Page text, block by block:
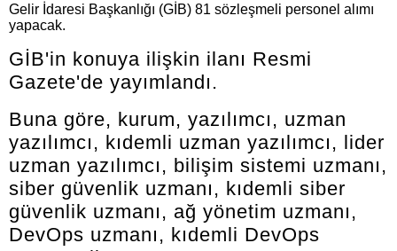
Gelir İdaresi Başkanlığı (GİB) 81 sözleşmeli personel alımı
yapacak.
GİB'in konuya ilişkin ilanı Resmi
Gazete'de yayımlandı.
Buna göre, kurum, yazılımcı, uzman
yazılımcı, kıdemli uzman yazılımcı, lider
uzman yazılımcı, bilişim sistemi uzmanı,
siber güvenlik uzmanı, kıdemli siber
güvenlik uzmanı, ağ yönetim uzmanı,
DevOps uzmanı, kıdemli DevOps